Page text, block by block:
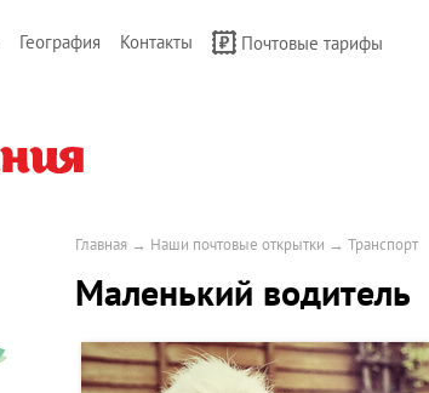
География Контакты Почтовые тарифы
Главная → Наши почтовые открытки → Транспорт
Маленький водитель